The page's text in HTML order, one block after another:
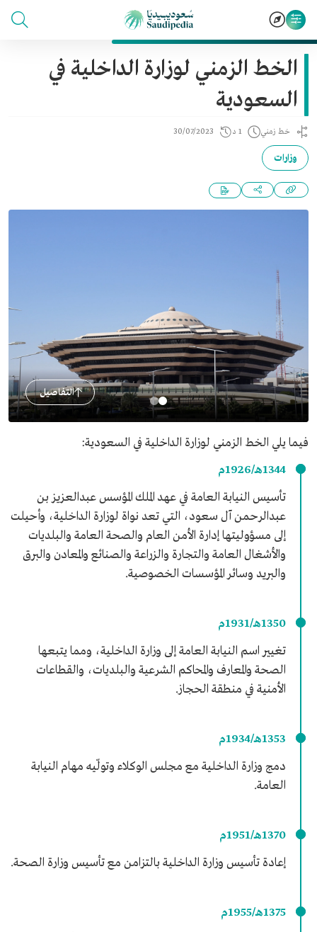
الخط الزمني لوزارة الداخلية في
السعودية
خط زمني 1 د 30/07/2023
وزارات
التفاصيل
فيما يلي الخط الزمني لوزارة الداخلية في السعودية:
1344هـ/1926م
تأسيس النيابة العامة في عهد الملك المؤسس عبدالعزيز بن
عبدالرحمن آل سعود، التي تعد نواة لوزارة الداخلية، وأحيلت
إلى مسؤوليتها إدارة الأمن العام والصحة العامة والبلديات
والأشغال العامة والتجارة والزراعة والصنائع والمعادن والبرق
والبريد وسائر المؤسسات الخصوصية.
1350هـ/1931م
تغيير اسم النيابة العامة إلى وزارة الداخلية، ومما يتبعها
الصحة والمعارف والمحاكم الشرعية والبلديات، والقطاعات
الأمنية في منطقة الحجاز.
1353هـ/1934م
دمج وزارة الداخلية مع مجلس الوكلاء وتولّيه مهام النيابة
العامة.
1370هـ/1951م
إعادة تأسيس وزارة الداخلية بالتزامن مع تأسيس وزارة الصحة.
1375هـ/1955م